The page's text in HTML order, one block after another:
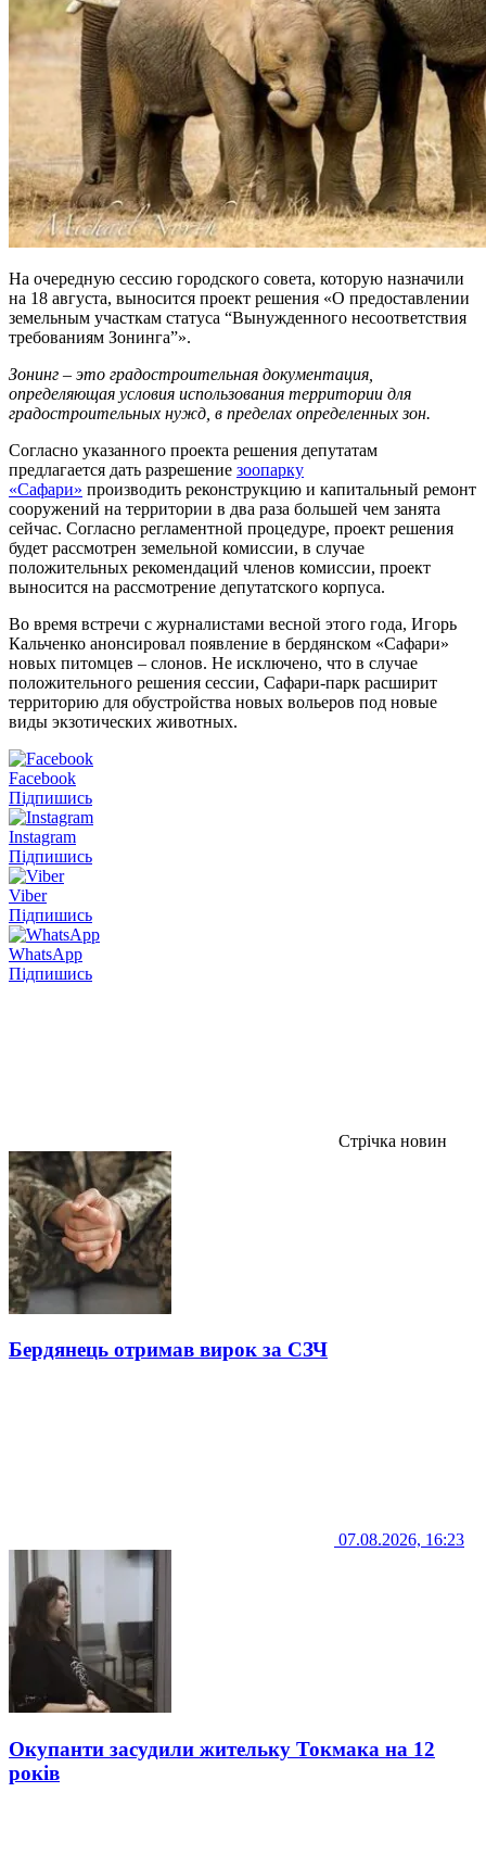
На очередную сессию городского совета, которую назначили
на 18 августа, выносится проект решения «О предоставлении
земельным участкам статуса “Вынужденного несоответствия
требованиям Зонинга”».
Зонинг – это градостроительная документация,
определяющая условия использования территории для
градостроительных нужд, в пределах определенных зон.
Согласно указанного проекта решения депутатам
предлагается дать разрешение зоопарку
«Сафари» производить реконструкцию и капитальный ремонт
сооружений на территории в два раза большей чем занята
сейчас. Согласно регламентной процедуре, проект решения
будет рассмотрен земельной комиссии, в случае
положительных рекомендаций членов комиссии, проект
выносится на рассмотрение депутатского корпуса.
Во время встречи с журналистами весной этого года, Игорь
Кальченко анонсировал появление в бердянском «Сафари»
новых питомцев – слонов. Не исключено, что в случае
положительного решения сессии, Сафари-парк расширит
территорию для обустройства новых вольеров под новые
виды экзотических животных.
Facebook
Підпишись
Instagram
Підпишись
Viber
Підпишись
WhatsApp
Підпишись
Стрічка новин
Бердянець отримав вирок за СЗЧ
07.08.2026, 16:23
Окупанти засудили жительку Токмака на 12
років